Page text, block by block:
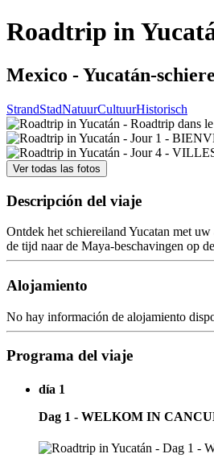
Roadtrip in
Mexico - Yucatán-
StrandStadNatuurCultuurHistorisch
Ver todas las fotos
Descripción del viaje
Ontdek het schiereiland Yucatan met
de tijd naar de Maya-beschavingen op
Alojamiento
No hay información de alojamiento
Programa del viaje
día 1
Dag 1 - WELKOM IN